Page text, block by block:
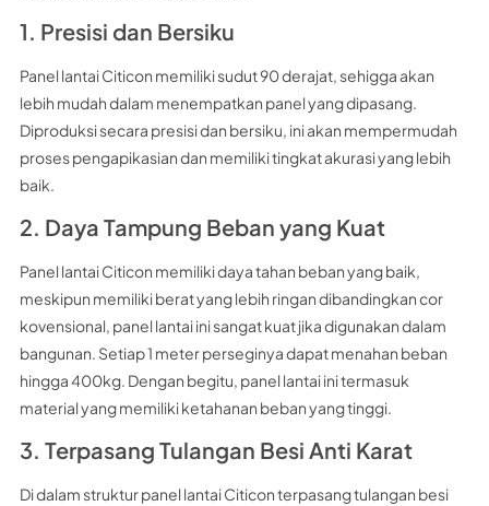
1. Presisi dan Bersiku
Panel lantai Citicon memiliki sudut 90 derajat, sehigga akan
lebih mudah dalam menempatkan panel yang dipasang.
Diproduksi secara presisi dan bersiku, ini akan mempermudah
proses pengapikasian dan memiliki tingkat akurasi yang lebih
baik.
2. Daya Tampung Beban yang Kuat
Panel lantai Citicon memiliki daya tahan beban yang baik,
meskipun memiliki berat yang lebih ringan dibandingkan cor
kovensional, panel lantai ini sangat kuat jika digunakan dalam
bangunan. Setiap 1 meter perseginya dapat menahan beban
hingga 400kg. Dengan begitu, panel lantai ini termasuk
material yang memiliki ketahanan beban yang tinggi.
3. Terpasang Tulangan Besi Anti Karat
Di dalam struktur panel lantai Citicon terpasang tulangan besi